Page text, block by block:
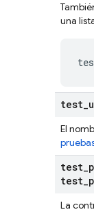
una
test_
El
test_
test_
La